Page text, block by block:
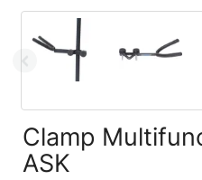
Clamp
ASK